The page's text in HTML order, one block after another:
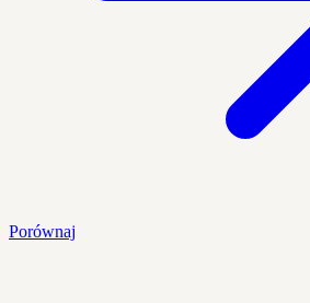
Porównaj